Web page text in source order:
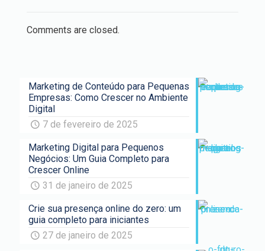
Comments are closed.
Marketing de Conteúdo para Pequenas
Empresas: Como Crescer no Ambiente
Digital
7 de fevereiro de 2025
Marketing Digital para Pequenos
Negócios: Um Guia Completo para
Crescer Online
31 de janeiro de 2025
Crie sua presença online do zero: um
guia completo para iniciantes
27 de janeiro de 2025